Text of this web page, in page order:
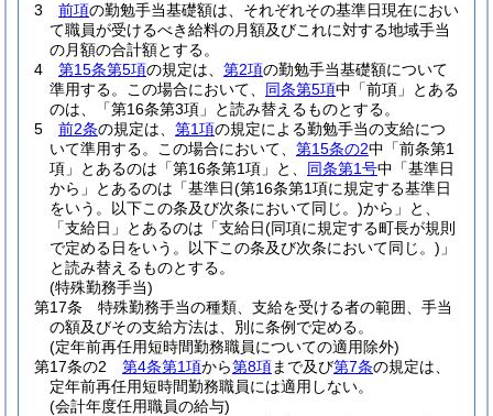
3
前項の勤勉手当基礎額は、それぞれその基準日現在におい
て職員が受けるべき給料の月額及びこれに対する地域手当
の月額の合計額とする。
4
第15条第5項の規定は、 第2項の勤勉手当基礎額について
準用する。
この場合において、 同条第5項中「前項」とある
のは、「第16条第3項」と読み替えるものとする。
5
前2条の規定は、 第1項の規定による勤勉手当の支給につ
いて準用する。
この場合において、 第15条の2中「前条第1
項」とあるのは「第16条第1項」と、 同条第1号中「基準日
から」とあるのは「基準日(第16条第1項に規定する基準日
をいう。以下この条及び次条において同じ。)から」と、
「支給日」とあるのは「支給日(同項に規定する町長が規則
で定める日をいう。以下この条及び次条において同じ。) 」
と読み替えるものとする。
(特殊勤務手当)
第17条
特殊勤務手当の種類、支給を受ける者の範囲、手当
の額及びその支給方法は、別に条例で定める。
(定年前再任用短時間勤務職員についての適用除外)
第17条の2
第4条第1項から第8項まで及び第7条の規定は、
定年前再任用短時間勤務職員には適用しない。
(会計年度任用職員の給与)